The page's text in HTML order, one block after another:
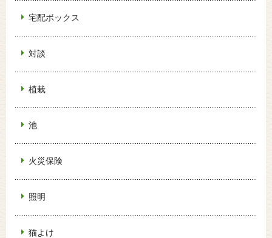
宅配ボックス
対談
植栽
池
火災保険
照明
猫よけ